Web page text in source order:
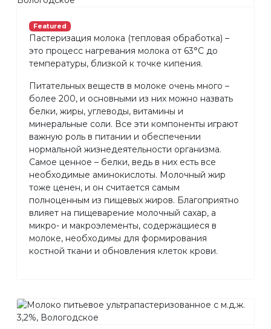
Featured
Пастеризация молока (тепловая обработка) –
это процесс нагревания молока от 63°С до
температуры, близкой к точке кипения.
Питательных веществ в молоке очень много –
более 200, и основными из них можно назвать
белки, жиры, углеводы, витамины и
минеральные соли. Все эти компоненты играют
важную роль в питании и обеспечении
нормальной жизнедеятельности организма.
Самое ценное – белки, ведь в них есть все
необходимые аминокислоты. Молочный жир
тоже ценен, и он считается самым
полноценным из пищевых жиров. Благоприятно
влияет на пищеварение молочный сахар, а
микро- и макроэлементы, содержащиеся в
молоке, необходимы для формирования
костной ткани и обновления клеток крови.